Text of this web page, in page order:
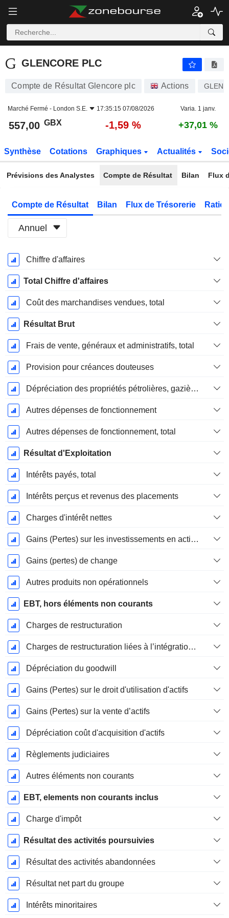
GLENCORE PLC
GLENCORE PLC
Compte de Résultat Glencore plc Actions GLEN
Marché Fermé - London S.E. 17:35:15 07/08/2026 Varia. 1 janv.
557,00 GBX -1,59 % +37,01 %
Synthèse Cotations Graphiques Actualités
Prévisions des Analystes Compte de Résultat Bilan Flux
Compte de Résultat Bilan Flux de Trésorerie
Annuel
Période
Fiscale:
Décembre
Chiffre d'affaires
Total Chiffre d'affaires
Coût des marchandises vendues, total
Résultat Brut
Frais de vente, généraux et administratifs, total
Provision pour créances douteuses
Dépréciation des propriétés pétrolières, gazières et minérales - (IS)
Autres dépenses de fonctionnement
Autres dépenses de fonctionnement, total
Résultat d'Exploitation
Intérêts payés, total
Intérêts perçus et revenus des placements
Charges d'intérêt nettes
Gains (Pertes) sur les investissements en actions
Gains (pertes) de change
Autres produits non opérationnels
EBT, hors éléments non courants
Charges de restructuration
Charges de restructuration liées à l’intégration d’une nouvelle activité (Fusions, Acquisitions)
Dépréciation du goodwill
Gains (Pertes) sur le droit d'utilisation d'actifs
Gains (Pertes) sur la vente d’actifs
Dépréciation coût d'acquisition d'actifs
Règlements judiciaires
Autres éléments non courants
EBT, elements non courants inclus
Charge d'impôt
Résultat des activités poursuivies
Résultat des activités abandonnées
Résultat net part du groupe
Intérêts minoritaires